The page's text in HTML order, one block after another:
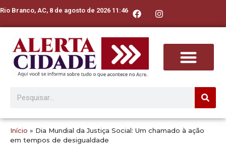
Rio Branco, AC, 8 de agosto de 2026 11:46
Início » Dia Mundial da Justiça Social: Um chamado à ação
em tempos de desigualdade